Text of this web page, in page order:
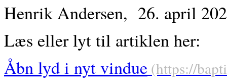
Henrik Andersen, 26. april
Læs eller lyt til artiklen her:
Åbn lyd i nyt vindue